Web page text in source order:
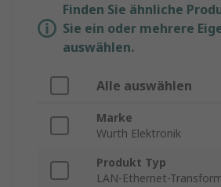
Finden Sie ähnliche
Sie ein oder mehrere
auswählen.
Alle auswählen
Marke
Wurth Elektronik
Produkt Typ
LAN-Ethernet-